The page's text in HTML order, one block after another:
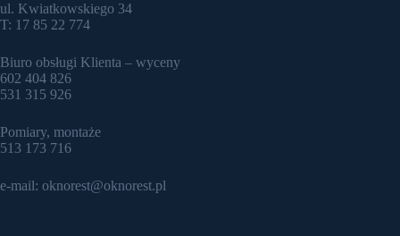
ul. Kwiatkowskiego 34
T: 17 85 22 774
Biuro obsługi Klienta – wyceny
602 404 826
531 315 926
Pomiary, montaże
513 173 716
e-mail: oknorest@oknorest.pl